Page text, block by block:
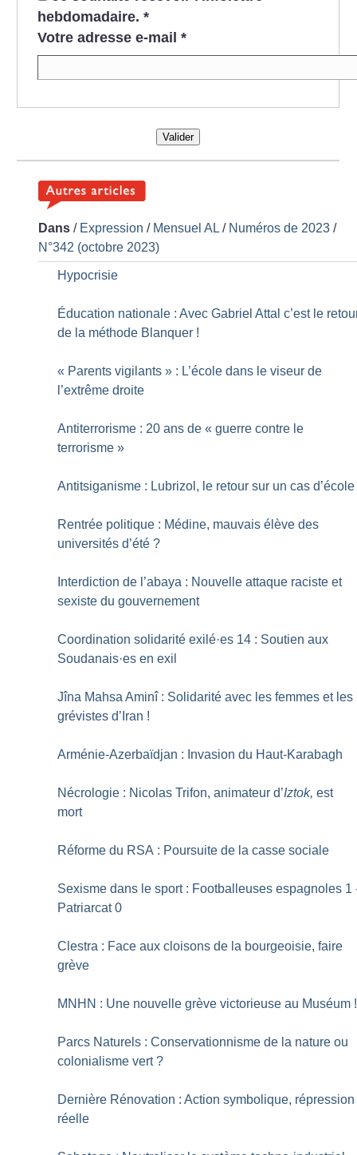
hebdomadaire. *
Votre adresse e-mail *
Valider
Dans / Expression / Mensuel AL / Numéros de 2023 /
N°342 (octobre 2023)
Hypocrisie
Éducation nationale : Avec Gabriel Attal c’est le
de la méthode Blanquer !
« Parents vigilants » : L’école dans le viseur de
l’extrême droite
Antiterrorisme : 20 ans de « guerre contre le
terrorisme »
Antitsiganisme : Lubrizol, le retour sur un cas d’école
Rentrée politique : Médine, mauvais élève des
universités d’été ?
Interdiction de l’abaya : Nouvelle attaque raciste et
sexiste du gouvernement
Coordination solidarité exilé·es 14 : Soutien aux
Soudanais·es en exil
Jîna Mahsa Aminî : Solidarité avec les femmes et les
grévistes d’Iran !
Arménie-Azerbaïdjan : Invasion du Haut-Karabagh
Nécrologie : Nicolas Trifon, animateur d’Iztok, est
mort
Réforme du RSA : Poursuite de la casse sociale
Sexisme dans le sport : Footballeuses espagnoles 1
Patriarcat 0
Clestra : Face aux cloisons de la bourgeoisie, faire
grève
MNHN : Une nouvelle grève victorieuse au Muséum !
Parcs Naturels : Conservationnisme de la nature ou
colonialisme vert ?
Dernière Rénovation : Action symbolique, répression
réelle